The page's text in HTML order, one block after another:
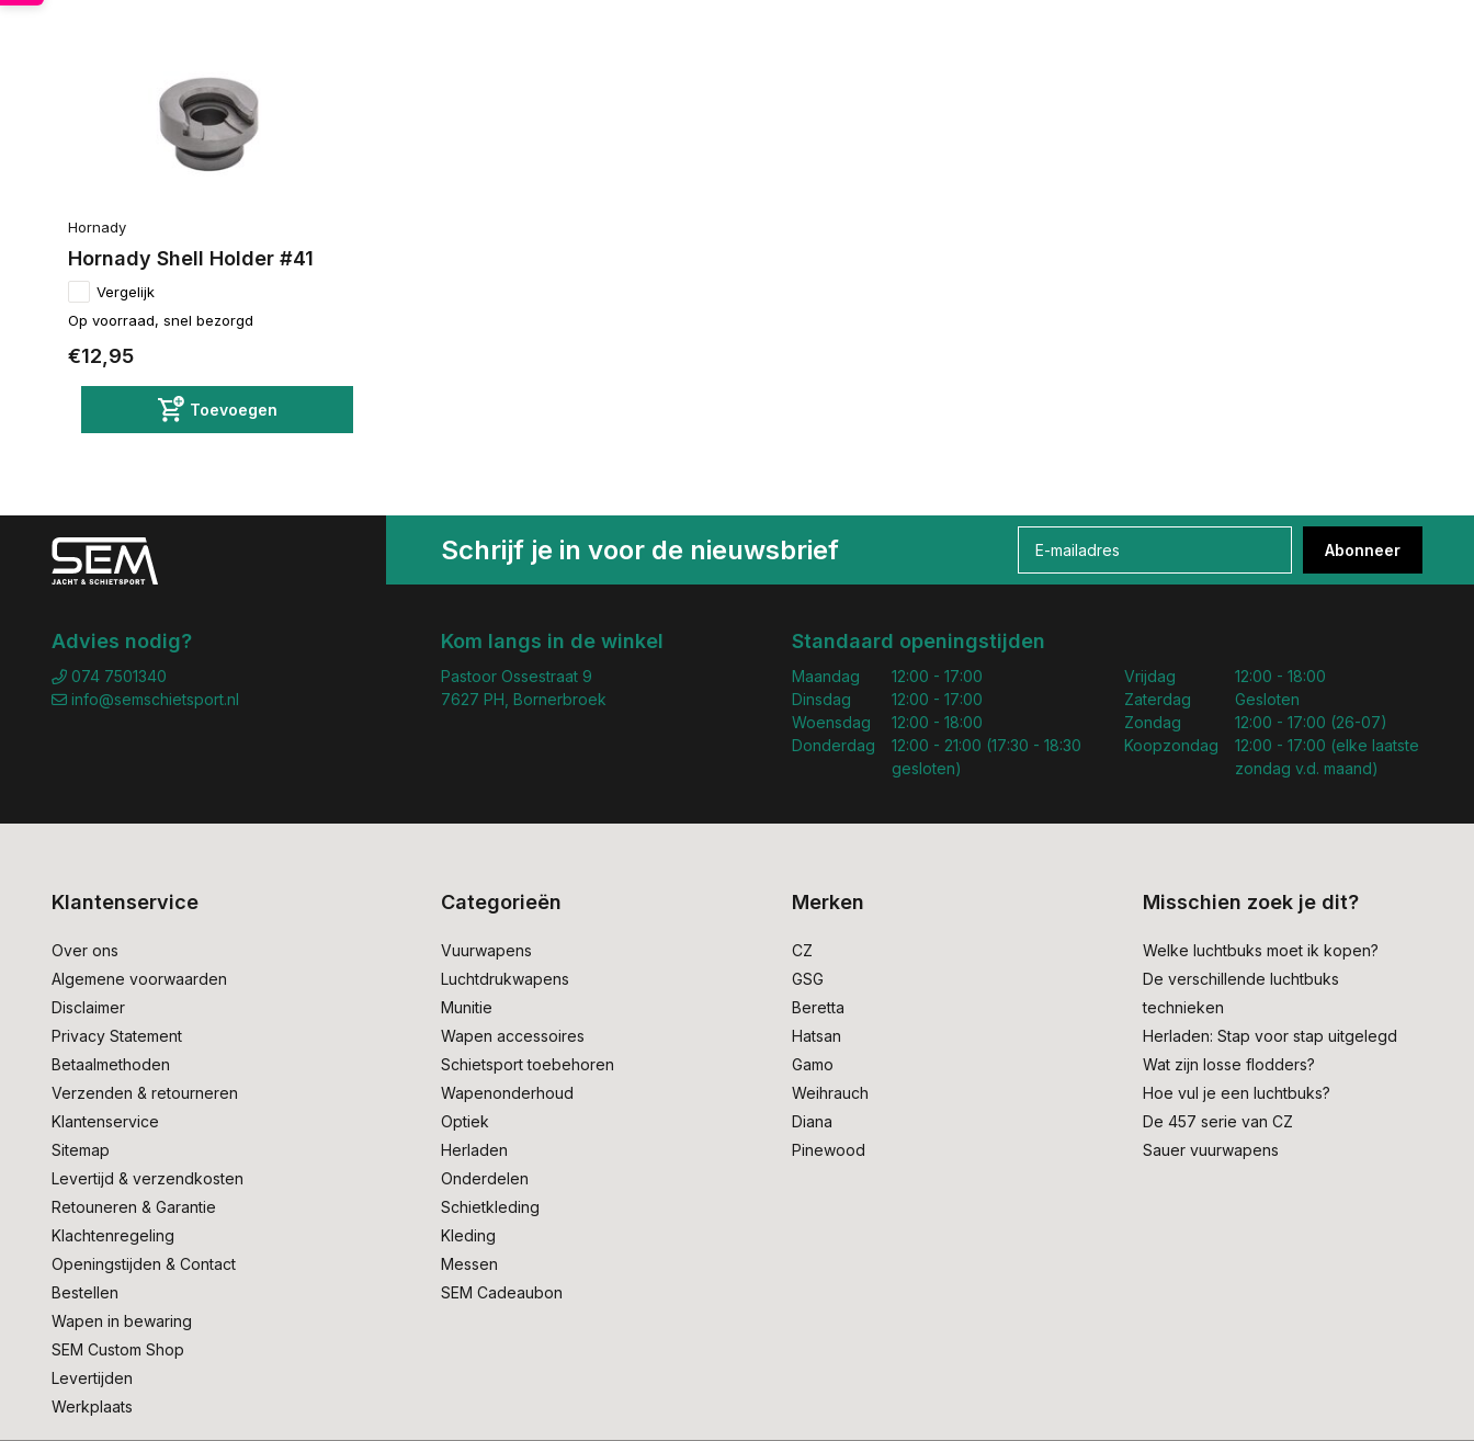
Hornady
Hornady Shell Holder #41
Vergelijk
Op voorraad, snel bezorgd
€12,95
Toevoegen
Schrijf je in voor de nieuwsbrief Abonneer
Advies nodig?
074 7501340
info@semschietsport.nl
Kom langs in de winkel
Pastoor Ossestraat 9
7627 PH, Bornerbroek
Standaard openingstijden
Maandag
Dinsdag
Woensdag
Donderdag
12:00 - 17:00
12:00 - 17:00
12:00 - 18:00
12:00 - 21:00 (17:30 - 18:30
gesloten)
Vrijdag
Zaterdag
Zondag
Koopzondag
12:00 - 18:00
Gesloten
12:00 - 17:00 (26-07)
12:00 - 17:00 (elke laatste
zondag v.d. maand)
Klantenservice
Over ons
Algemene voorwaarden
Disclaimer
Privacy Statement
Betaalmethoden
Verzenden & retourneren
Klantenservice
Sitemap
Levertijd & verzendkosten
Retouneren & Garantie
Klachtenregeling
Openingstijden & Contact
Bestellen
Wapen in bewaring
SEM Custom Shop
Levertijden
Werkplaats
Categorieën
Vuurwapens
Luchtdrukwapens
Munitie
Wapen accessoires
Schietsport toebehoren
Wapenonderhoud
Optiek
Herladen
Onderdelen
Schietkleding
Kleding
Messen
SEM Cadeaubon
Merken
CZ
GSG
Beretta
Hatsan
Gamo
Weihrauch
Diana
Pinewood
Misschien zoek je dit?
Welke luchtbuks moet ik kopen?
De verschillende luchtbuks
technieken
Herladen: Stap voor stap uitgelegd
Wat zijn losse flodders?
Hoe vul je een luchtbuks?
De 457 serie van CZ
Sauer vuurwapens